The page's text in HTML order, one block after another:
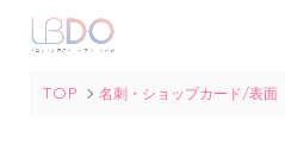
TOP 名刺・ショップカード/表面